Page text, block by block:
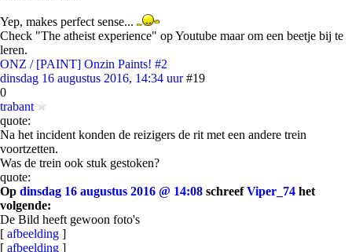
Yep, makes perfect sense...
Check "The atheist experience" op Youtube maar om een beetje bij te
leren.
ONZ / [PAINT] Onzin Paints! #2
dinsdag 16 augustus 2016, 14:34 uur #19
0
trabant
quote:
Na het incident konden de reizigers de rit met een andere trein
voortzetten.
Was de trein ook stuk gestoken?
quote:
Op dinsdag 16 augustus 2016 @ 14:08 schreefViper_74 het
volgende:
De Bild heeft gewoon foto's
[ afbeelding ]
[ afbeelding ]